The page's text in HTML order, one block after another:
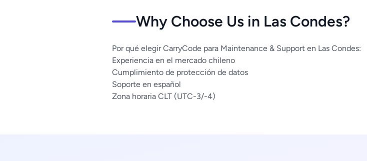
Why Choose Us in Las Condes?
Por qué elegir CarryCode para Maintenance & Support en Las Condes:
Experiencia en el mercado chileno
Cumplimiento de protección de datos
Soporte en español
Zona horaria CLT (UTC-3/-4)